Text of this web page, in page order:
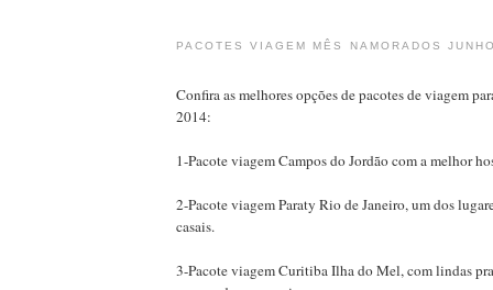
PACOTES VIAGEM MÊS NAMORADOS
Confira as melhores opções de pacotes de viagem
2014:
1-Pacote viagem Campos do Jordão com a melhor
2-Pacote viagem Paraty Rio de Janeiro, um dos
casais.
3-Pacote viagem Curitiba Ilha do Mel, com lindas